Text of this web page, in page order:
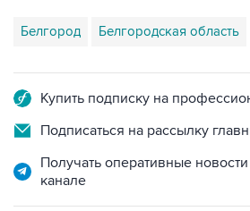
Белгород Белгородская область
Купить подписку на
Подписаться на рассылку
Получать оперативные
канале